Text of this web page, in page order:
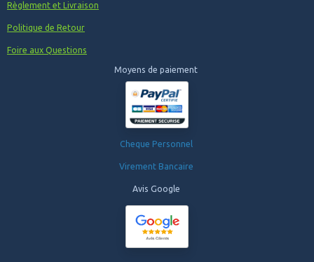
Règlement et Livraison
Politique de Retour
Foire aux Questions
Moyens de paiement
Cheque Personnel
Virement Bancaire
Avis Google